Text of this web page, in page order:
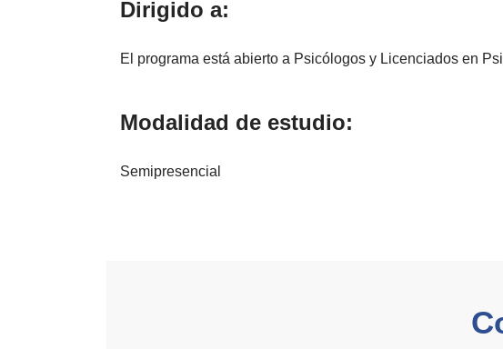
Dirigido a:
El programa está abierto a Psicólogos y Licenciados en
Modalidad de estudio:
Semipresencial